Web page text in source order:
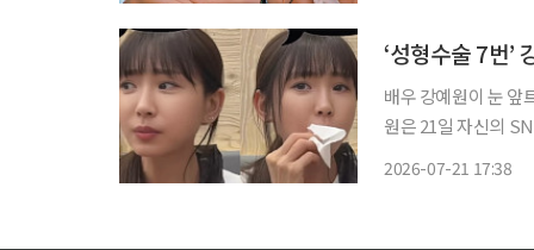
‘성형수술 7번’
배우 강예원이 눈 앞
원은 21일 자신의
2026-07-21 17:38